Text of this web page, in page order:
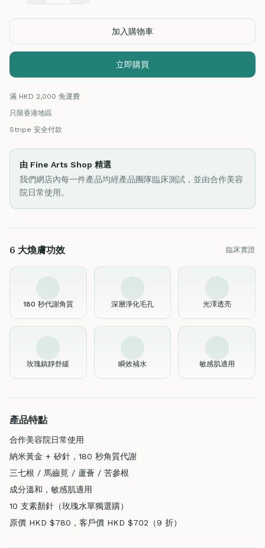
加入購物車
立即購買
滿 HKD 2,000 免運費
只限香港地區
Stripe 安全付款
由 Fine Arts Shop 精選
我們網店內每一件產品均經產品團隊臨床測試，並由合作美容
院日常使用。
6 大煥膚功效 臨床實證
180 秒代謝角質 深層淨化毛孔 光澤透亮
玫瑰鎮靜舒緩 瞬效補水 敏感肌適用
產品特點
合作美容院日常使用
納米黃金 + 矽針，180 秒角質代謝
三七根 / 馬齒莧 / 蘆薈 / 苦參根
成分溫和，敏感肌適用
10 支素顏針（玫瑰水單獨選購）
原價 HKD $780，客戶價 HKD $702（9 折）